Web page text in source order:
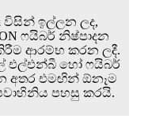
විසින් ඉල්ලන ලද,
ෆයිබර් නිෂ්පාදන
ආරම්භ කරන ලදී.
එල්එන්බී හෝ ෆයිබර්
අතර එමඟින් ඕනෑම
පහසු කරයි.